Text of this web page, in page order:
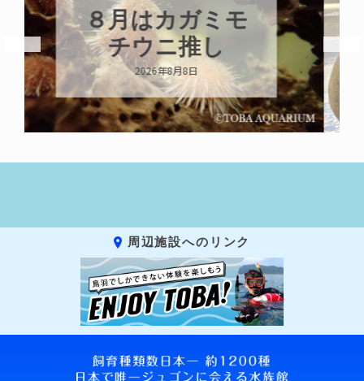
新発売！いちこ
キーホルダー
2026年8月8日
周辺施設へのリンク